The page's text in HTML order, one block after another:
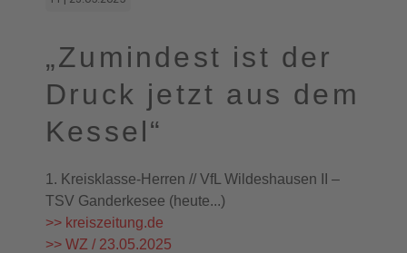
„Zumindest ist der
Druck jetzt aus dem
Kessel“
1. Kreisklasse-Herren // VfL Wildeshausen II –
TSV Ganderkesee (heute...)
>> kreiszeitung.de
>> WZ / 23.05.2025